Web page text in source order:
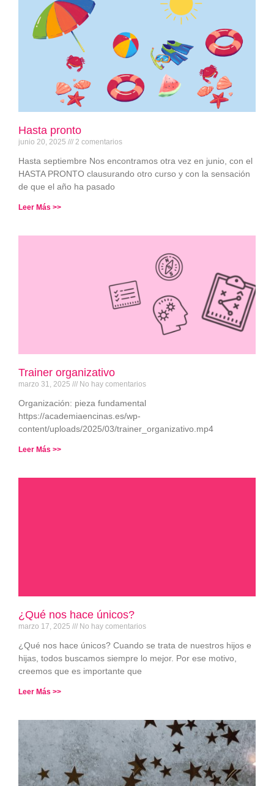
Hasta pronto
junio 20, 2025 2 comentarios
Hasta septiembre Nos encontramos otra vez en junio, con el
HASTA PRONTO clausurando otro curso y con la sensación
de que el año ha pasado
Leer Más >>
Trainer organizativo
marzo 31, 2025 No hay comentarios
Organización: pieza fundamental
https://academiaencinas.es/wp-
content/uploads/2025/03/trainer_organizativo.mp4
Leer Más >>
¿Qué nos hace únicos?
marzo 17, 2025 No hay comentarios
¿Qué nos hace únicos? Cuando se trata de nuestros hijos e
hijas, todos buscamos siempre lo mejor. Por ese motivo,
creemos que es importante que
Leer Más >>